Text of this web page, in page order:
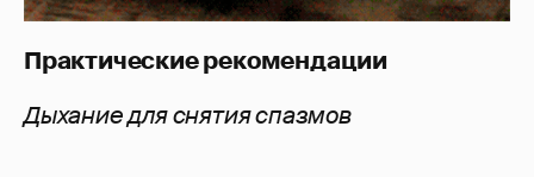
Практические рекомендации
Дыхание для снятия спазмов